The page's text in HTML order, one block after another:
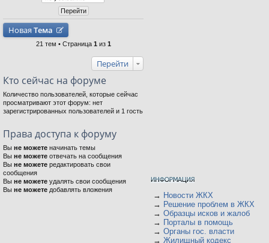
Новая Тема
21 тем • Страница 1 из 1
Перейти
Кто сейчас на форуме
Количество пользователей, которые сейчас
просматривают этот форум: нет
зарегистрированных пользователей и 1 гость
Права доступа к форуму
Вы не можете начинать темы
Вы не можете отвечать на сообщения
Вы не можете редактировать свои
сообщения
Вы не можете удалять свои сообщения
Вы не можете добавлять вложения
→ Новости ЖКХ
→ Решение проблем в ЖКХ
→ Образцы исков и жалоб
→ Порталы в помощь
→ Органы гос. власти
→ Жилищный кодекс